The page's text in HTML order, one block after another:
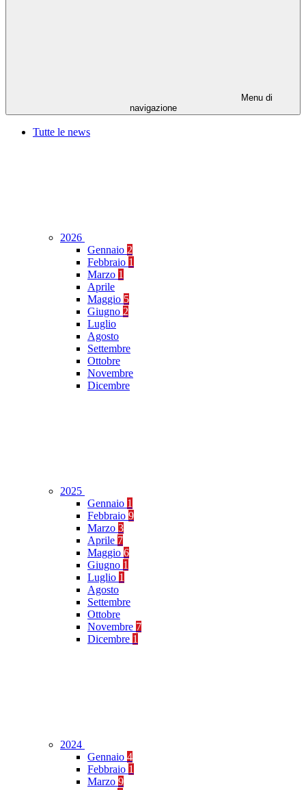
Menu di
navigazione
Tutte le news
2026
Gennaio 2
Febbraio 1
Marzo 1
Aprile
Maggio 5
Giugno 2
Luglio
Agosto
Settembre
Ottobre
Novembre
Dicembre
2025
Gennaio 1
Febbraio 9
Marzo 3
Aprile 7
Maggio 6
Giugno 1
Luglio 1
Agosto
Settembre
Ottobre
Novembre 7
Dicembre 1
2024
Gennaio 4
Febbraio 1
Marzo 9